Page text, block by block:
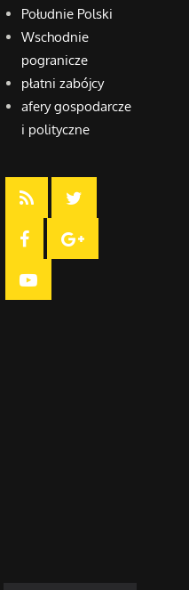
Południe Polski
Wschodnie
pogranicze
płatni zabójcy
afery gospodarcze
i polityczne